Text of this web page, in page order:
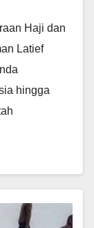
Haji dan
Latief
hingga